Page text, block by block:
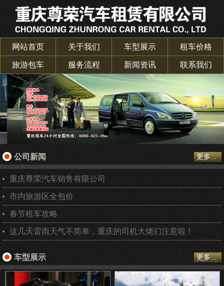
网站首页 关于我们 车型展示 租车价格
旅游包车 服务流程 新闻资讯 联系我们
更多...
公司新闻
重庆尊荣汽车销售有限公司
市内旅游区全包价
春节租车攻略
这几天雷雨天气不简单，重庆的司机大佬们注意啦！
更多...
车型展示